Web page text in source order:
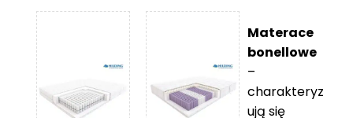
Materace
bonellowe
–
charakteryz
ują się